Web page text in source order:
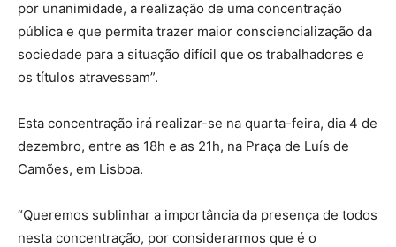
por unanimidade, a realização de uma concentração
pública e que permita trazer maior consciencialização da
sociedade para a situação difícil que os trabalhadores e
os títulos atravessam”.
Esta concentração irá realizar-se na quarta-feira, dia 4 de
dezembro, entre as 18h e as 21h, na Praça de Luís de
Camões, em Lisboa.
“Queremos sublinhar a importância da presença de todos
nesta concentração, por considerarmos que é o